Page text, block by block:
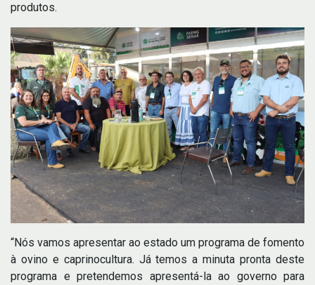
produtos.
“Nós vamos apresentar ao estado um programa de fomento
à ovino e caprinocultura. Já temos a minuta pronta deste
programa e pretendemos apresentá-la ao governo para